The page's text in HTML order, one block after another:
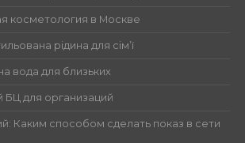
косметология в Москве
рідина для сім’ї
вода для близьких
БЦ для организаций
Каким способом сделать показ в сети